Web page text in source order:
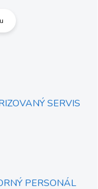
SERVIS
PERSONÁL